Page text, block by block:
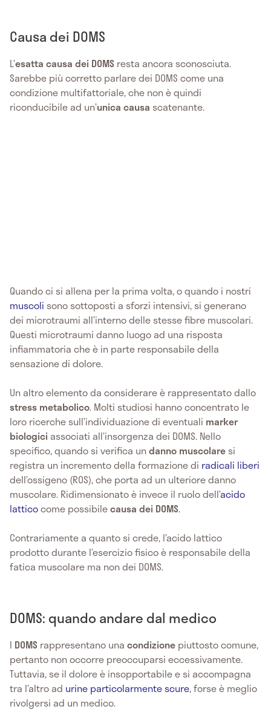
Causa dei DOMS
L’esatta causa dei DOMS resta ancora sconosciuta.
Sarebbe più corretto parlare dei DOMS come una
condizione multifattoriale, che non è quindi
riconducibile ad un’unica causa scatenante.
Quando ci si allena per la prima volta, o quando i nostri
muscoli sono sottoposti a sforzi intensivi, si generano
dei microtraumi all’interno delle stesse fibre muscolari.
Questi microtraumi danno luogo ad una risposta
infiammatoria che è in parte responsabile della
sensazione di dolore.
Un altro elemento da considerare è rappresentato dallo
stress metabolico. Molti studiosi hanno concentrato le
loro ricerche sull’individuazione di eventuali marker
biologici associati all’insorgenza dei DOMS. Nello
specifico, quando si verifica undanno muscolare si
registra un incremento della formazione di radicali liberi
dell’ossigeno (ROS), che porta ad un ulteriore danno
muscolare. Ridimensionato è invece il ruolo dell’acido
latticocome possibilecausa dei DOMS.
Contrariamente a quanto si crede, l’acido lattico
prodotto durante l’esercizio fisico è responsabile della
fatica muscolare ma non dei DOMS.
DOMS: quando andare dal medico
I DOMS rappresentano una condizione piuttosto comune,
pertanto non occorre preoccuparsi eccessivamente.
Tuttavia, se il dolore è insopportabile e si accompagna
tra l’altro ad urine particolarmente scure, forse è meglio
rivolgersi ad un medico.